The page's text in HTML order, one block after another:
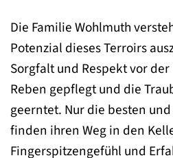
Die Familie Wohlmuth
Potenzial dieses Terroirs
Sorgfalt und Respekt vor
Reben gepflegt und die
geerntet. Nur die besten
finden ihren Weg in den
Fingerspitzengefühl und